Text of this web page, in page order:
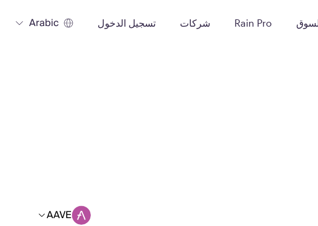
Rain Pro شركات تسجيل الدخول Arabic
AAVE